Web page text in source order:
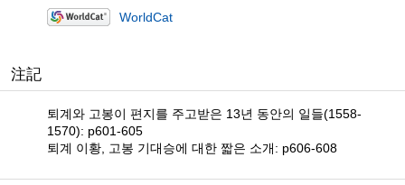
WorldCat
注記
퇴계와 고봉이 편지를 주고받은 13년 동안의 일들(1558-
1570): p601-605
퇴계 이황, 고봉 기대승에 대한 짧은 소개: p606-608